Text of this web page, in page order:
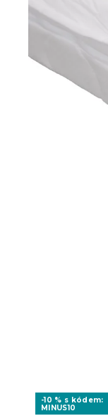
-10 % s kódem:
MINUS10